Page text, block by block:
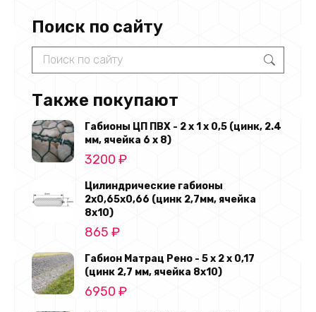
Поиск по сайту
Search:
Также покупают
Габионы ЦП ПВХ - 2 х 1 х 0,5 (цинк, 2.4
мм, ячейка 6 х 8)
3200 ₽
Цилиндрические габионы
2х0,65х0,66 (цинк 2,7мм, ячейка
8х10)
865 ₽
Габион Матрац Рено - 5 х 2 х 0,17
(цинк 2,7 мм, ячейка 8х10)
6950 ₽